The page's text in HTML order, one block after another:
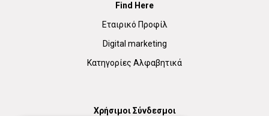
Find Here
Εταιρικό Προφίλ
Digital marketing
Κατηγορίες Αλφαβητικά
Χρήσιμοι Σύνδεσμοι